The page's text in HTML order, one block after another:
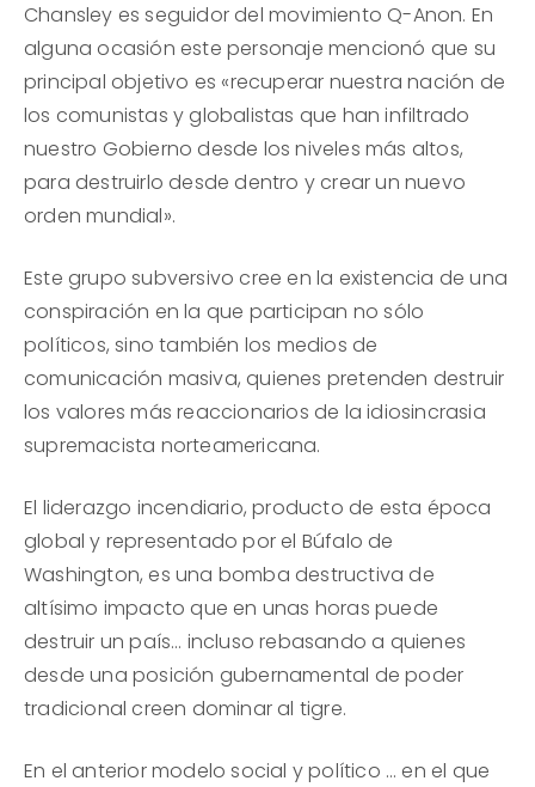
Chansley es seguidor del movimiento Q-Anon. En
alguna ocasión este personaje mencionó que su
principal objetivo es «recuperar nuestra nación de
los comunistas y globalistas que han infiltrado
nuestro Gobierno desde los niveles más altos,
para destruirlo desde dentro y crear un nuevo
orden mundial».
Este grupo subversivo cree en la existencia de una
conspiración en la que participan no sólo
políticos, sino también los medios de
comunicación masiva, quienes pretenden destruir
los valores más reaccionarios de la idiosincrasia
supremacista norteamericana.
El liderazgo incendiario, producto de esta época
global y representado por el Búfalo de
Washington, es una bomba destructiva de
altísimo impacto que en unas horas puede
destruir un país… incluso rebasando a quienes
desde una posición gubernamental de poder
tradicional creen dominar al tigre.
En el anterior modelo social y político … en el que